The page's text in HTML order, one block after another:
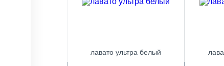
лавато ультра белый